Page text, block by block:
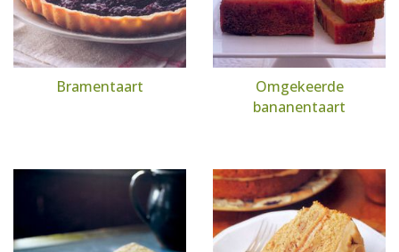
Bramentaart
Omgekeerde
bananentaart